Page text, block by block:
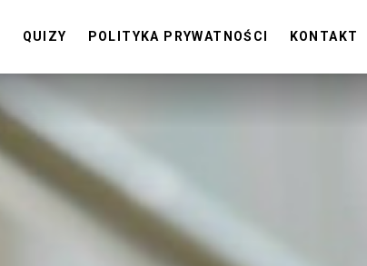
QUIZY POLITYKA PRYWATNOŚCI KONTAKT